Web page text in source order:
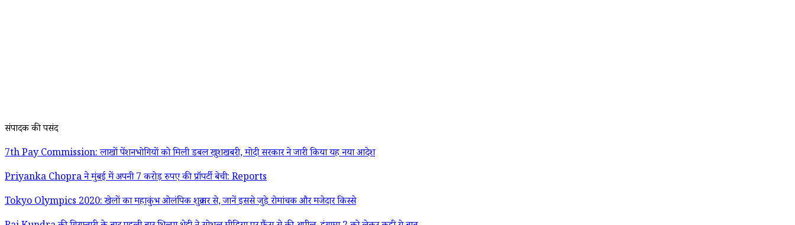
संपादक की पसंद
7th Pay Commission: लाखों पेंशनभोगियों को मिली डबल खुशखबरी, मोदी सरकार ने जारी किया यह नया आदेश
Priyanka Chopra ने मुंबई में अपनी 7 करोड़ रुपए की प्रॉपर्टी बेची: Reports
Tokyo Olympics 2020: खेलों का महाकुंभ ओलंपिक शुक्रवार से, जानें इससे जुड़े रोमांचक और मजेदार किस्से